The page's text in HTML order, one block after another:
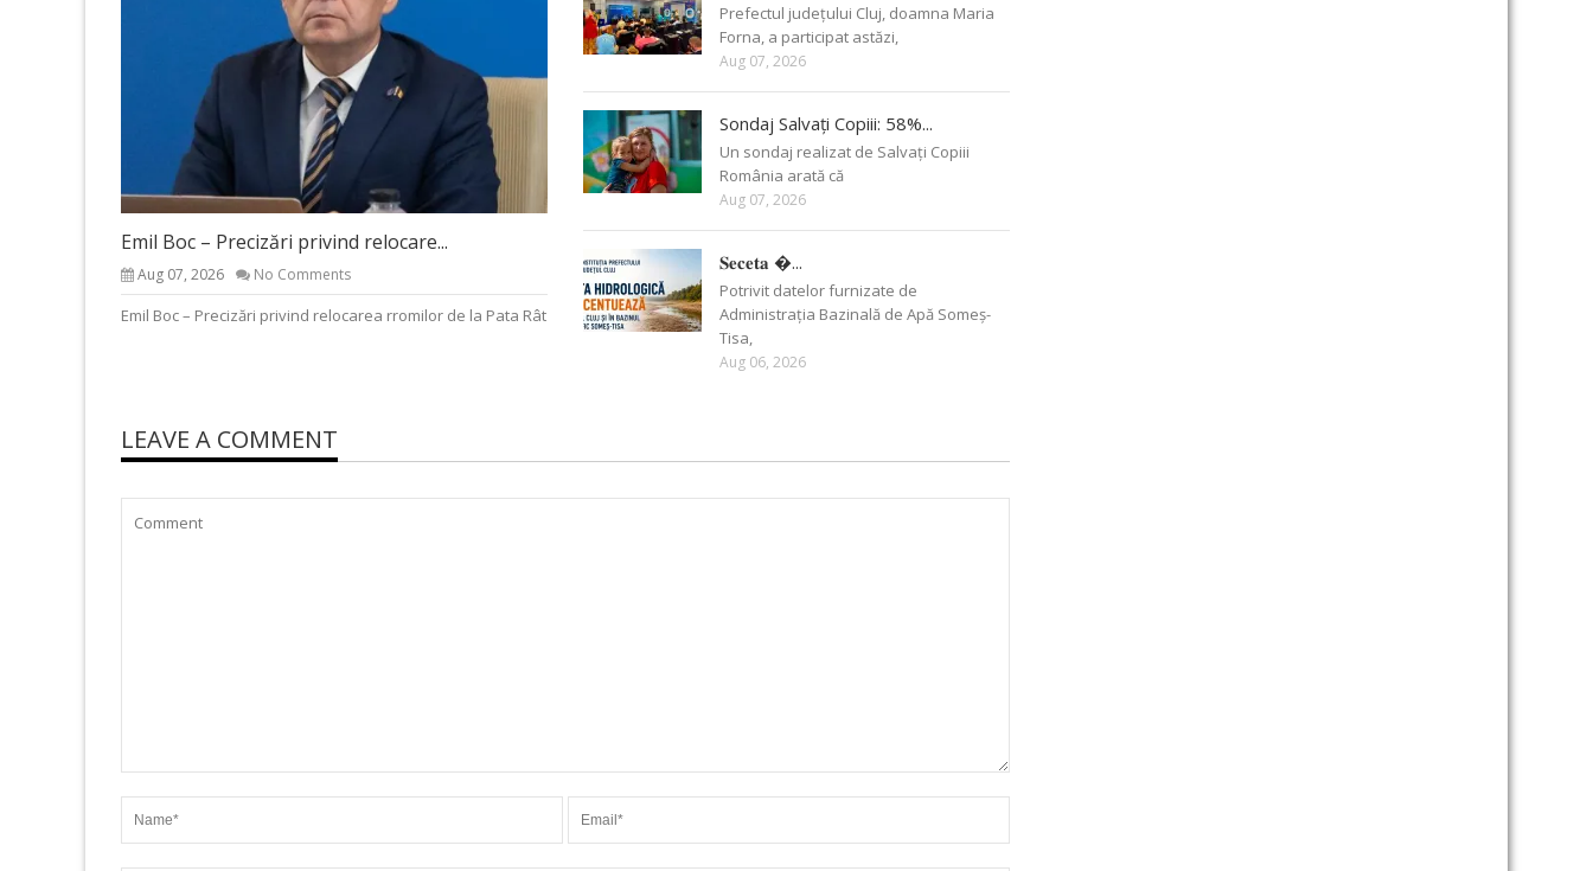
Emil Boc – Precizări privind relocare...
Aug 07, 2026 No Comments
Emil Boc – Precizări privind relocarea rromilor de la Pata Rât
Prefectul județului Cluj, doamna Maria
Forna, a participat astăzi,
Aug 07, 2026
Sondaj Salvați Copiii: 58%...
Un sondaj realizat de Salvați Copiii
România arată că
Aug 07, 2026
𝐒𝐞𝐜𝐞𝐭𝐚 �...
Potrivit datelor furnizate de
Administrația Bazinală de Apă Someș-
Tisa,
Aug 06, 2026
LEAVE A COMMENT